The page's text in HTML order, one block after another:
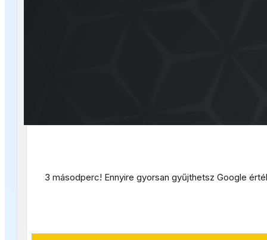
3 másodperc! Ennyire gyorsan gyűjthetsz Google